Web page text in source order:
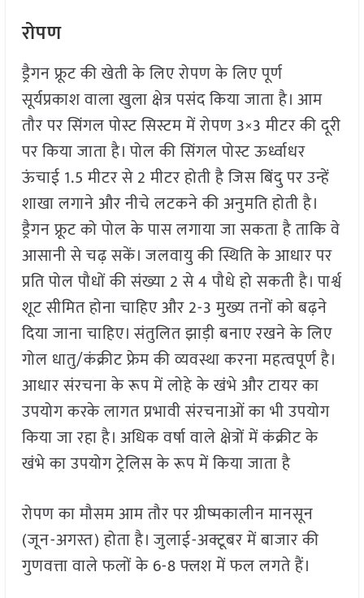
रोपण
ड्रैगन फ्रूट की खेती के लिए रोपण के लिए पूर्ण
सूर्यप्रकाश वाला खुला क्षेत्र पसंद किया जाता है। आम
तौर पर सिंगल पोस्ट सिस्टम में रोपण 3×3 मीटर की दूरी
पर किया जाता है। पोल की सिंगल पोस्ट ऊर्ध्वाधर
ऊंचाई 1.5 मीटर से 2 मीटर होती है जिस बिंदु पर उन्हें
शाखा लगाने और नीचे लटकने की अनुमति होती है।
ड्रैगन फ्रूट को पोल के पास लगाया जा सकता है ताकि वे
आसानी से चढ़ सकें। जलवायु की स्थिति के आधार पर
प्रति पोल पौधों की संख्या 2 से 4 पौधे हो सकती है। पार्श्व
शूट सीमित होना चाहिए और 2-3 मुख्य तनों को बढ़ने
दिया जाना चाहिए। संतुलित झाड़ी बनाए रखने के लिए
गोल धातु/कंक्रीट फ्रेम की व्यवस्था करना महत्वपूर्ण है।
आधार संरचना के रूप में लोहे के खंभे और टायर का
उपयोग करके लागत प्रभावी संरचनाओं का भी उपयोग
किया जा रहा है। अधिक वर्षा वाले क्षेत्रों में कंक्रीट के
खंभे का उपयोग ट्रेलिस के रूप में किया जाता है
रोपण का मौसम आम तौर पर ग्रीष्मकालीन मानसून
(जून-अगस्त) होता है। जुलाई-अक्टूबर में बाजार की
गुणवत्ता वाले फलों के 6-8 फ्लश में फल लगते हैं।